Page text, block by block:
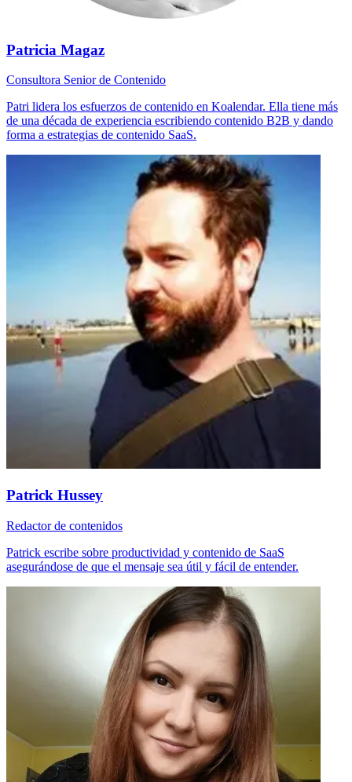
Patricia Magaz
Consultora Senior de Contenido
Patri lidera los esfuerzos de contenido en Koalendar. Ella tiene más
de una década de experiencia escribiendo contenido B2B y dando
forma a estrategias de contenido SaaS.
Patrick Hussey
Redactor de contenidos
Patrick escribe sobre productividad y contenido de SaaS
asegurándose de que el mensaje sea útil y fácil de entender.